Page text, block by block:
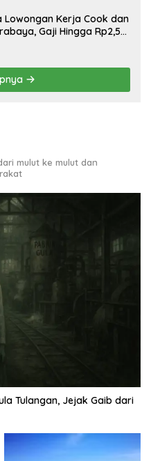
Lowongan Kerja Cook dan
Gaji Hingga Rp2,5
mulut ke mulut dan
Tulangan, Jejak Gaib dari